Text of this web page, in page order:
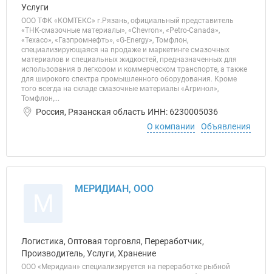
Услуги
ООО ТФК «КОМТЕКС» г.Рязань, официальный представитель
«ТНК-смазочные материалы», «Chevron», «Petro-Canada»,
«Texaco», «Газпромнефть», «G-Energy», Томфлон,
специализирующаяся на продаже и маркетинге смазочных
материалов и специальных жидкостей, предназначенных для
использования в легковом и коммерческом транспорте, а также
для широкого спектра промышленного оборудования. Кроме
того всегда на складе смазочные материалы «Агринол»,
Томфлон,...
Россия, Рязанская область ИНН: 6230005036
О компании
Объявления
МЕРИДИАН, ООО
Логистика, Оптовая торговля, Переработчик,
Производитель, Услуги, Хранение
ООО «Меридиан» специализируется на переработке рыбной